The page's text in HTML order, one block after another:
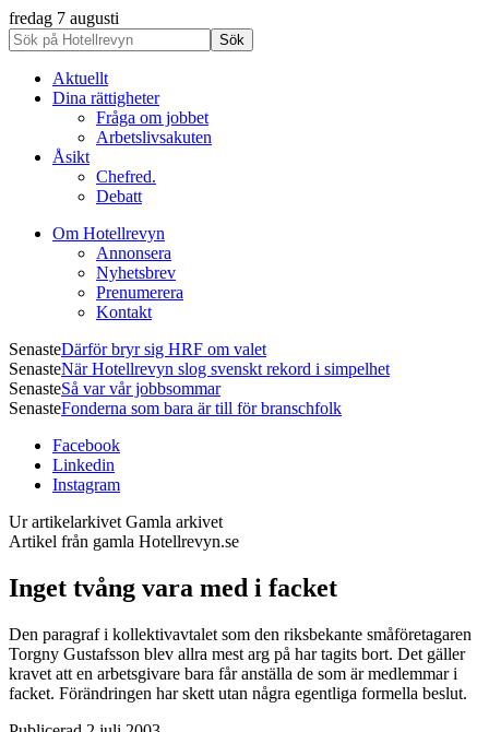
fredag 7 augusti
Aktuellt
Dina rättigheter
Fråga om jobbet
Arbetslivsakuten
Åsikt
Chefred.
Debatt
Om Hotellrevyn
Annonsera
Nyhetsbrev
Prenumerera
Kontakt
SenasteDärför bryr sig HRF om valet
SenasteNär Hotellrevyn slog svenskt rekord i simpelhet
SenasteSå var vår jobbsommar
SenasteFonderna som bara är till för branschfolk
Facebook
Linkedin
Instagram
Ur artikelarkivet Gamla arkivet
Artikel från gamla Hotellrevyn.se
Inget tvång vara med i facket
Den paragraf i kollektivavtalet som den riksbekante småföretagaren
Torgny Gustafsson blev allra mest arg på har tagits bort. Det gäller
kravet att en arbetsgivare bara får anställa de som är medlemmar i
facket. Förändringen har skett utan några egentliga formella beslut.